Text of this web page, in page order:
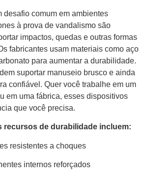
desafio comum em ambientes
à prova de vandalismo são
impactos, quedas e outras formas
fabricantes usam materiais como aço
para aumentar a durabilidade.
suportar manuseio brusco e ainda
confiável. Quer você trabalhe em um
em uma fábrica, esses dispositivos
que você precisa.
recursos de durabilidade incluem:
resistentes a choques
internos reforçados